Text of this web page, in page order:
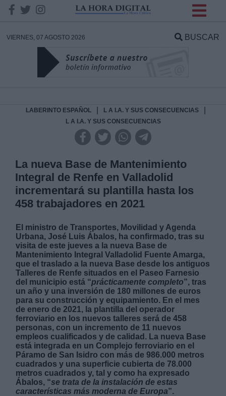
VIERNES, 07 AGOSTO 2026 BUSCAR
LABERINTO ESPAÑOL L A I.A. Y SUS CONSECUENCIAS
L A I.A. Y SUS CONSECUENCIAS
La nueva Base de Mantenimiento
Integral de Renfe en Valladolid
incrementará su plantilla hasta los
458 trabajadores en 2021
El ministro de Transportes, Movilidad y Agenda
Urbana, José Luis Ábalos, ha confirmado, tras su
visita de este jueves a la nueva Base de
Mantenimiento Integral Valladolid Fuente Amarga,
que el traslado a la nueva Base desde los antiguos
Talleres de Renfe situados en el Paseo Farnesio
del municipio está “prácticamente completo”, tras
un año y una inversión de 180 millones de euros
para su construcción y equipamiento. En el mes
de enero de 2021, la plantilla del operador
ferroviario en los nuevos talleres será de 458
personas, con un incremento de 11 nuevos
empleos cualificados y de calidad. La nueva Base
está integrada en un Complejo ferroviario en el
Páramo de San Isidro con más de 986.000 metros
cuadrados y una superficie cubierta de 78.000
metros cuadrados y, tal y como ha expresado
Ábalos, “se trata de la instalación de estas
características más moderna de Europa”.
DATOS
Responsable:
Legitimación:
Destinatarios:
Derechos:
link
Información adicional
link